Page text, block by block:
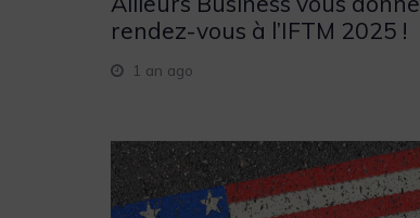
rendez-vous à l’IFTM 2025 !
1 an ago